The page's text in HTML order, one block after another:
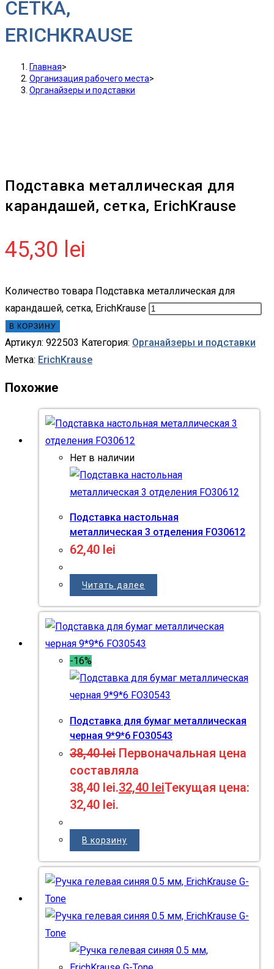
СЕТКА,
ERICHKRAUSE
Главная>
Организация рабочего места>
Органайзеры и подставки
Подставка металлическая для
карандашей, сетка, ErichKrause
45,30 lei
Количество товара Подставка металлическая для
карандашей, сетка, ErichKrause
В КОРЗИНУ
Артикул: 922503 Категория: Органайзеры и подставки
Метка: ErichKrause
Похожие
Нет в наличии
Подставка настольная
металлическая 3 отделения FO30612
62,40 lei
Читать далее
-16%
Подставка для бумаг металлическая
черная 9*9*6 FO30543
38,40lei Первоначальная цена
составляла
38,40 lei.32,40 leiТекущая цена:
32,40 lei.
В корзину